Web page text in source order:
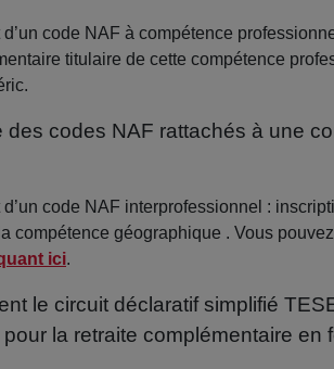
code NAF à compétence
titulaire de cette compétence
codes NAF rattachés à une
code NAF interprofessionnel :
compétence géographique . Vous
ici.
le circuit déclaratif simplifié
la retraite complémentaire en